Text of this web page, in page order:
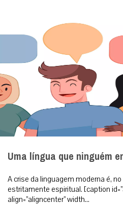
Uma língua que ninguém
A crise da linguagem moderna é,
estritamente espiritual. [caption
align=”aligncenter” width...